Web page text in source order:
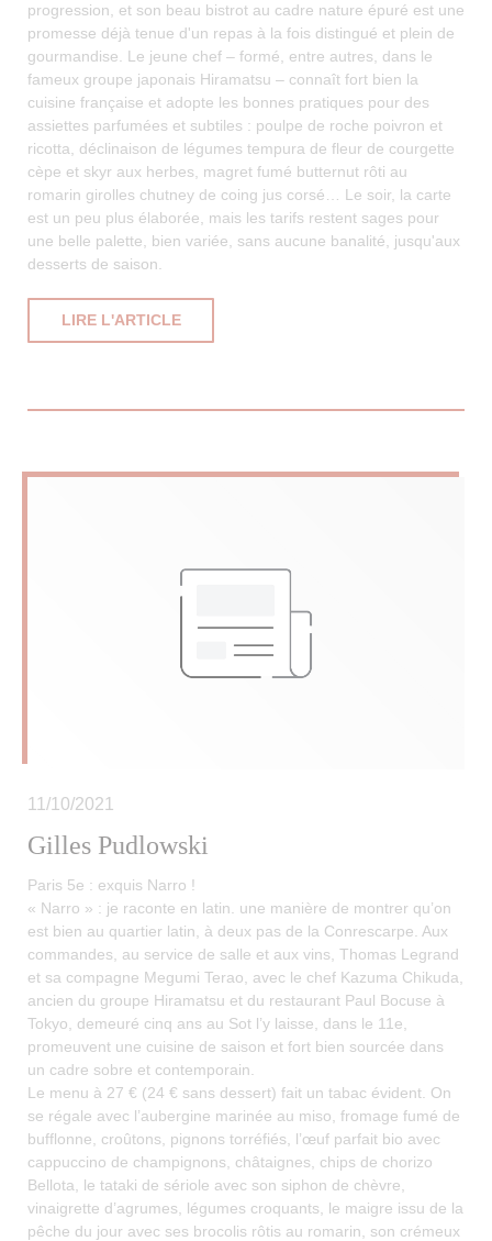
progression, et son beau bistrot au cadre nature épuré est une
promesse déjà tenue d'un repas à la fois distingué et plein de
gourmandise. Le jeune chef – formé, entre autres, dans le
fameux groupe japonais Hiramatsu – connaît fort bien la
cuisine française et adopte les bonnes pratiques pour des
assiettes parfumées et subtiles : poulpe de roche poivron et
ricotta, déclinaison de légumes tempura de fleur de courgette
cèpe et skyr aux herbes, magret fumé butternut rôti au
romarin girolles chutney de coing jus corsé… Le soir, la carte
est un peu plus élaborée, mais les tarifs restent sages pour
une belle palette, bien variée, sans aucune banalité, jusqu'aux
desserts de saison.
LIRE L'ARTICLE((OUVRE UNE NOUVELLE FENÊTRE))
Gilles Pudlowski
11/10/2021
Paris 5e : exquis Narro !
« Narro » : je raconte en latin. une manière de montrer qu’on
est bien au quartier latin, à deux pas de la Conrescarpe. Aux
commandes, au service de salle et aux vins, Thomas Legrand
et sa compagne Megumi Terao, avec le chef Kazuma Chikuda,
ancien du groupe Hiramatsu et du restaurant Paul Bocuse à
Tokyo, demeuré cinq ans au Sot l’y laisse, dans le 11e,
promeuvent une cuisine de saison et fort bien sourcée dans
un cadre sobre et contemporain.
Le menu à 27 € (24 € sans dessert) fait un tabac évident. On
se régale avec l’aubergine marinée au miso, fromage fumé de
bufflonne, croûtons, pignons torréfiés, l’œuf parfait bio avec
cappuccino de champignons, châtaignes, chips de chorizo
Bellota, le tataki de sériole avec son siphon de chèvre,
vinaigrette d’agrumes, légumes croquants, le maigre issu de la
pêche du jour avec ses brocolis rôtis au romarin, son crémeux